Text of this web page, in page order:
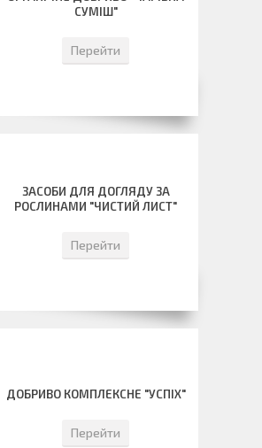
СУМІШ"
Перейти
ЗАСОБИ ДЛЯ ДОГЛЯДУ ЗА
РОСЛИНАМИ "ЧИСТИЙ ЛИСТ"
Перейти
ДОБРИВО КОМПЛЕКСНЕ "УСПІХ"
Перейти